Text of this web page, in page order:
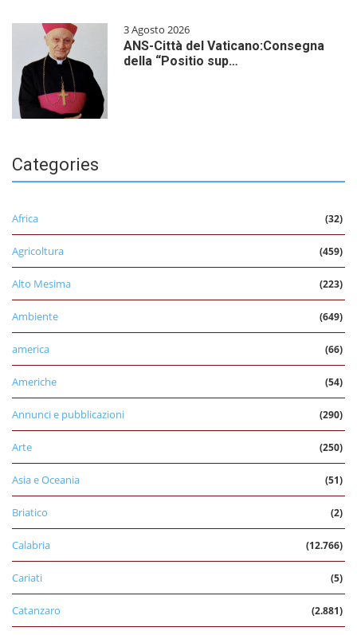
3 Agosto 2026
ANS-Città del Vaticano:Consegna
della “Positio sup…
Categories
Africa (32)
Agricoltura (459)
Alto Mesima (223)
Ambiente (649)
america (66)
Americhe (54)
Annunci e pubblicazioni (290)
Arte (250)
Asia e Oceania (51)
Briatico (2)
Calabria (12.766)
Cariati (5)
Catanzaro (2.881)